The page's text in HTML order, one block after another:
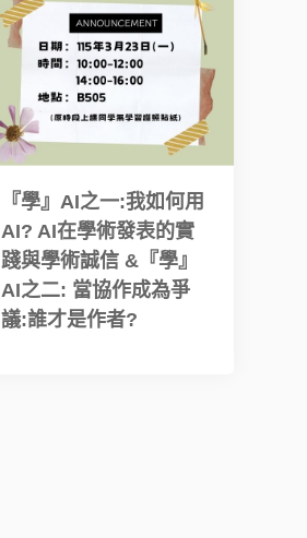
『學』AI之一:我如何用
AI? AI在學術發表的實
踐與學術誠信 &『學』
AI之二: 當協作成為爭
議:誰才是作者?